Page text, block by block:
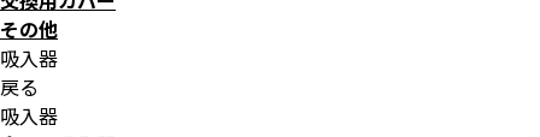
その他
吸入器
戻る
吸入器